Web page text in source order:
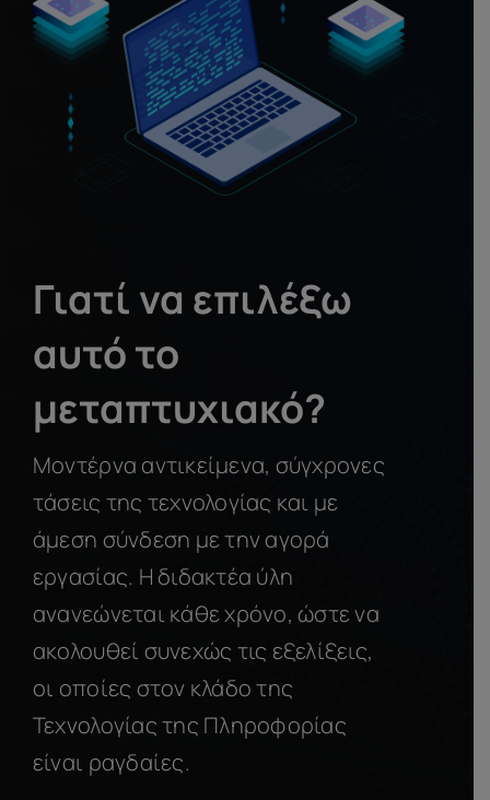
Γιατί να επιλέξω
αυτό το
μεταπτυχιακό?
Μοντέρνα αντικείμενα, σύγχρονες
τάσεις της τεχνολογίας και με
άμεση σύνδεση με την αγορά
εργασίας. Η διδακτέα ύλη
ανανεώνεται κάθε χρόνο, ώστε να
ακολουθεί συνεχώς τις εξελίξεις,
οι οποίες στον κλάδο της
Τεχνολογίας της Πληροφορίας
είναι ραγδαίες.